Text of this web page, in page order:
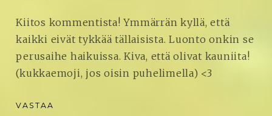
Kiitos kommentista! Ymmärrän kyllä, että
kaikki eivät tykkää tällaisista. Luonto onkin se
perusaihe haikuissa. Kiva, että olivat kauniita!
(kukkaemoji, jos oisin puhelimella) <3
VASTAA